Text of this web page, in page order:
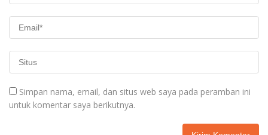
Simpan nama, email, dan situs web saya pada peramban ini
untuk komentar saya berikutnya.